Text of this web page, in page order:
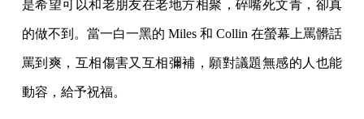
是希望可以和老朋友在老地方相聚，碎嘴死文青，卻真
的做不到。當一白一黑的 Miles 和 Collin 在螢幕上罵髒話
罵到爽，互相傷害又互相彌補，願對議題無感的人也能
動容，給予祝福。